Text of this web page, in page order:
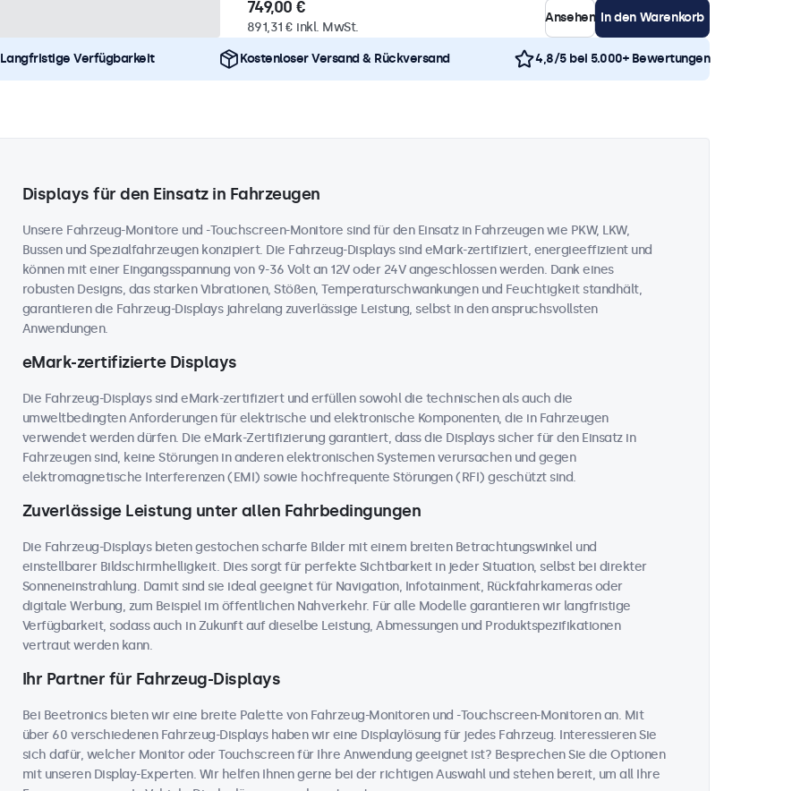
749,00 €
891,31 € inkl. MwSt.
Ansehen In den Warenkorb
Langfristige Verfügbarkeit Kostenloser Versand & Rückversand 4,8/5 bei 5.000+ Bewertungen
Displays für den Einsatz in Fahrzeugen
Unsere Fahrzeug-Monitore und -Touchscreen-Monitore sind für den Einsatz in Fahrzeugen wie PKW, LKW,
Bussen und Spezialfahrzeugen konzipiert. Die Fahrzeug-Displays sind eMark-zertifiziert, energieeffizient und
können mit einer Eingangsspannung von 9-36 Volt an 12V oder 24V angeschlossen werden. Dank eines
robusten Designs, das starken Vibrationen, Stößen, Temperaturschwankungen und Feuchtigkeit standhält,
garantieren die Fahrzeug-Displays jahrelang zuverlässige Leistung, selbst in den anspruchsvollsten
Anwendungen.
eMark-zertifizierte Displays
Die Fahrzeug-Displays sind eMark-zertifiziert und erfüllen sowohl die technischen als auch die
umweltbedingten Anforderungen für elektrische und elektronische Komponenten, die in Fahrzeugen
verwendet werden dürfen. Die eMark-Zertifizierung garantiert, dass die Displays sicher für den Einsatz in
Fahrzeugen sind, keine Störungen in anderen elektronischen Systemen verursachen und gegen
elektromagnetische Interferenzen (EMI) sowie hochfrequente Störungen (RFI) geschützt sind.
Zuverlässige Leistung unter allen Fahrbedingungen
Die Fahrzeug-Displays bieten gestochen scharfe Bilder mit einem breiten Betrachtungswinkel und
einstellbarer Bildschirmhelligkeit. Dies sorgt für perfekte Sichtbarkeit in jeder Situation, selbst bei direkter
Sonneneinstrahlung. Damit sind sie ideal geeignet für Navigation, Infotainment, Rückfahrkameras oder
digitale Werbung, zum Beispiel im öffentlichen Nahverkehr. Für alle Modelle garantieren wir langfristige
Verfügbarkeit, sodass auch in Zukunft auf dieselbe Leistung, Abmessungen und Produktspezifikationen
vertraut werden kann.
Ihr Partner für Fahrzeug-Displays
Bei Beetronics bieten wir eine breite Palette von Fahrzeug-Monitoren und -Touchscreen-Monitoren an. Mit
über 60 verschiedenen Fahrzeug-Displays haben wir eine Displaylösung für jedes Fahrzeug. Interessieren Sie
sich dafür, welcher Monitor oder Touchscreen für Ihre Anwendung geeignet ist? Besprechen Sie die Optionen
mit unseren Display-Experten. Wir helfen Ihnen gerne bei der richtigen Auswahl und stehen bereit, um all Ihre